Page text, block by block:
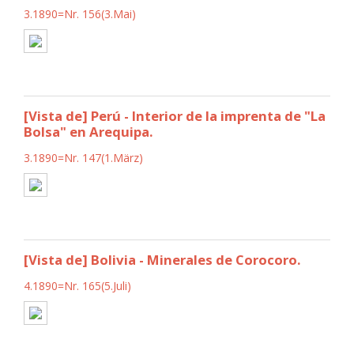
3.1890=Nr. 156(3.Mai)
[Vista de] Perú - Interior de la imprenta de "La
Bolsa" en Arequipa.
3.1890=Nr. 147(1.März)
[Vista de] Bolivia - Minerales de Corocoro.
4.1890=Nr. 165(5.Juli)